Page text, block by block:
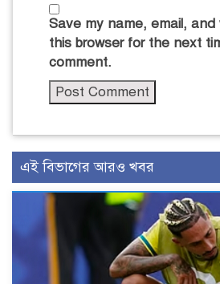
Save my name, email, and
this browser for the next
comment.
এই বিভাগের আরও খবর